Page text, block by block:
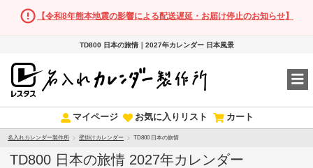
【令和8年熊本地震の影響による配送遅延・お届け停止のお知らせ】
TD800 日本の旅情｜2027年カレンダー 日本風景
マイページ お気に入りリスト カート
名入れカレンダー製作所 壁掛けカレンダー TD800 日本の旅情
TD800 日本の旅情 2027年カレンダー